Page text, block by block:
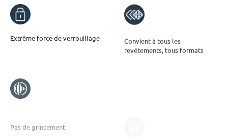
Extrême force de verrouillage
Convient à tous les
revêtements, tous formats
Pas de grincement